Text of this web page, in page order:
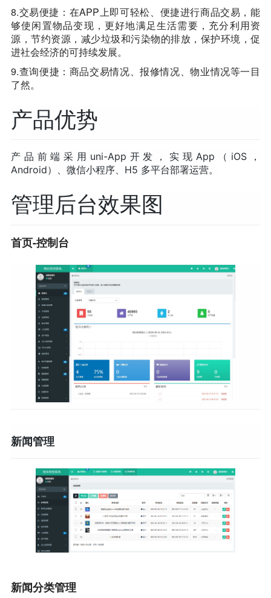
8.交易便捷：在APP上即可轻松、便捷进行商品交易，能
够使闲置物品变现，更好地满足生活需要，充分利用资
源，节约资源，减少垃圾和污染物的排放，保护环境，促
进社会经济的可持续发展。
9.查询便捷：商品交易情况、报修情况、物业情况等一目
了然。
产品优势
产品前端采用uni-App开发，实现App（iOS，
Android）、微信小程序、H5 多平台部署运营。
管理后台效果图
首页-控制台
新闻管理
新闻分类管理